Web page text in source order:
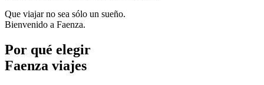
Que viajar no sea sólo un sueño.
Bienvenido a Faenza.
Por qué elegir
Faenza viajes